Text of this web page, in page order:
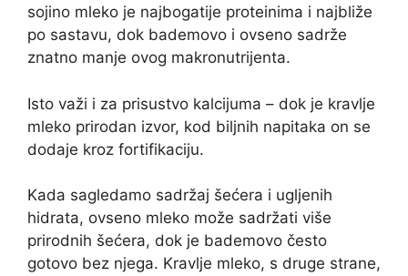
sojino mleko je najbogatije proteinima i najbliže
po sastavu, dok bademovo i ovseno sadrže
znatno manje ovog makronutrijenta.
Isto važi i za prisustvo kalcijuma – dok je kravlje
mleko prirodan izvor, kod biljnih napitaka on se
dodaje kroz fortifikaciju.
Kada sagledamo sadržaj šećera i ugljenih
hidrata, ovseno mleko može sadržati više
prirodnih šećera, dok je bademovo često
gotovo bez njega. Kravlje mleko, s druge strane,